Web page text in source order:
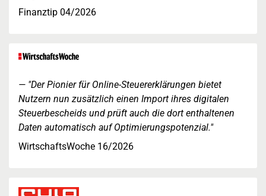
Finanztip 04/2026
"Der Pionier für Online-Steuererklärungen bietet
Nutzern nun zusätzlich einen Import ihres digitalen
Steuerbescheids und prüft auch die dort enthaltenen
Daten automatisch auf Optimierungspotenzial."
WirtschaftsWoche 16/2026